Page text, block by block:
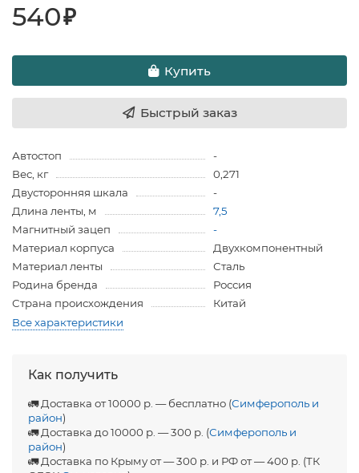
540₽
Купить
Быстрый заказ
Автостоп
-
Вес, кг
0,271
Двусторонняя шкала
-
Длина ленты, м
7,5
Магнитный зацеп
-
Материал корпуса
Двухкомпонентный
Материал ленты
Сталь
Родина бренда
Россия
Страна происхождения
Китай
Все характеристики
Как получить
🚛 Доставка от 10000 р. — бесплатно (Симферополь и
район)
🚛 Доставка до 10000 р. — 300 р. (Симферополь и
район)
🚛 Доставка по Крыму от — 300 р. и РФ от — 400 р. (ТК